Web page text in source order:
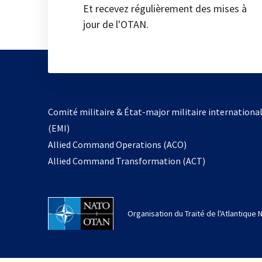
Et recevez régulièrement des mises à
jour de l'OTAN.
Comité militaire & État-major militaire international
(EMI)
Allied Command Operations (ACO)
Allied Command Transformation (ACT)
Organisation du Traité de l'Atlantique